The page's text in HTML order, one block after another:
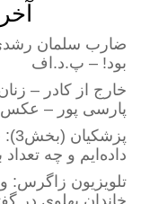
ضارب سلمان
بود! – پ.د.اف
خارج از کادر –
پارسی پور –
داده‌ایم و چه تعداد
تلویزیون زاگرس:
خاندان پهلوی در